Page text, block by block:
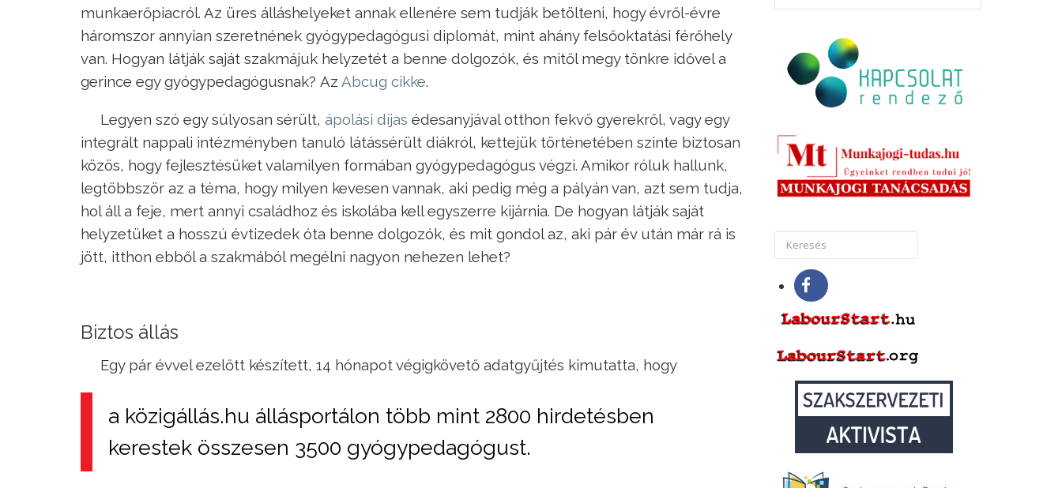
munkaerőpiacról. Az üres álláshelyeket annak ellenére sem tudják betölteni, hogy évről-évre
háromszor annyian szeretnének gyógypedagógusi diplomát, mint ahány felsőoktatási férőhely
van. Hogyan látják saját szakmájuk helyzetét a benne dolgozók, és mitől megy tönkre idővel a
gerince egy gyógypedagógusnak? Az Abcug cikke.
Legyen szó egy súlyosan sérült, ápolási díjas édesanyjával otthon fekvő gyerekről, vagy egy
integrált nappali intézményben tanuló látássérült diákról, kettejük történetében szinte biztosan
közös, hogy fejlesztésüket valamilyen formában gyógypedagógus végzi. Amikor róluk hallunk,
legtöbbször az a téma, hogy milyen kevesen vannak, aki pedig még a pályán van, azt sem tudja,
hol áll a feje, mert annyi családhoz és iskolába kell egyszerre kijárnia. De hogyan látják saját
helyzetüket a hosszú évtizedek óta benne dolgozók, és mit gondol az, aki pár év után már rá is
jött, itthon ebből a szakmából megélni nagyon nehezen lehet?
Biztos állás
Egy pár évvel ezelőtt készített, 14 hónapot végigkövető adatgyűjtés kimutatta, hogy
a közigállás.hu állásportálon több mint 2800 hirdetésben
kerestek összesen 3500 gyógypedagógust.